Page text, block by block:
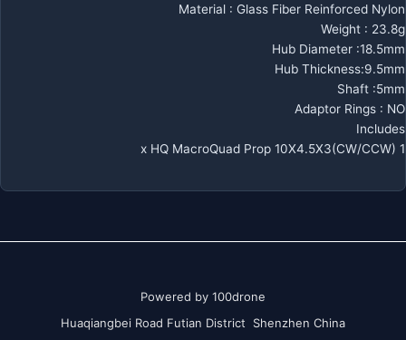
Material : Glass Fiber Reinforced Nylon
Weight : 23.8g
Hub Diameter :18.5mm
Hub Thickness:9.5mm
Shaft :5mm
Adaptor Rings : NO
Includes
1 x HQ MacroQuad Prop 10X4.5X3(CW/CCW)
Powered by 100drone
Huaqiangbei Road Futian District Shenzhen China